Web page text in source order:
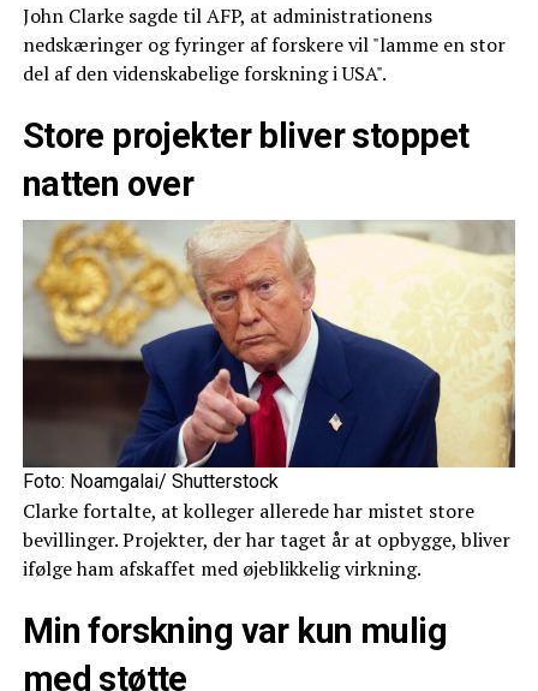
John Clarke sagde til AFP, at administrationens
nedskæringer og fyringer af forskere vil "lamme en stor
del af den videnskabelige forskning i USA".
Store projekter bliver stoppet
natten over
Foto: Noamgalai/ Shutterstock
Clarke fortalte, at kolleger allerede har mistet store
bevillinger. Projekter, der har taget år at opbygge, bliver
ifølge ham afskaffet med øjeblikkelig virkning.
Min forskning var kun mulig
med støtte